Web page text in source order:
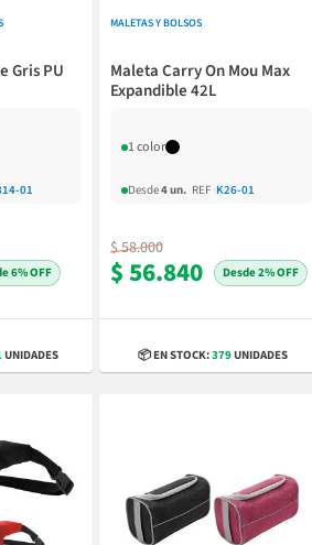
Gris PU
01
6% OFF
UNIDADES
MALETAS Y BOLSOS
Maleta Carry On Mou Max
Expandible 42L
1 color
Desde4 un. REF ·K26-01
$ 58.000
$ 56.840 2% OFF
📦 EN STOCK:379UNIDADES